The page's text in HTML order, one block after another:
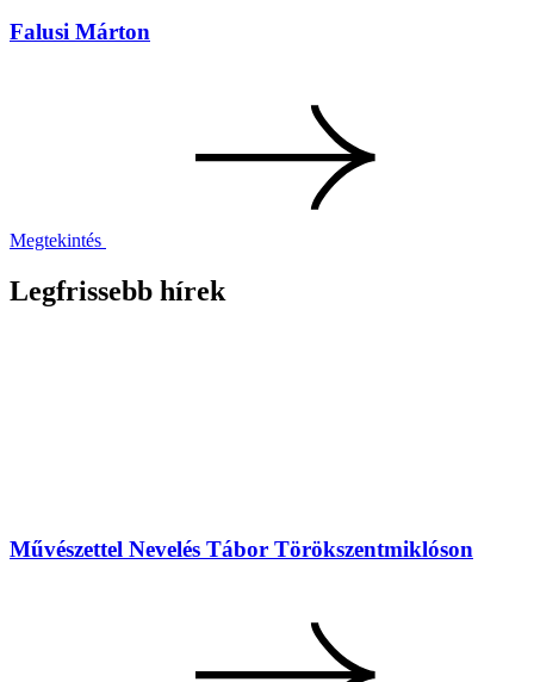
Falusi Márton
Megtekintés
Legfrissebb hírek
Művészettel Nevelés Tábor Törökszentmiklóson